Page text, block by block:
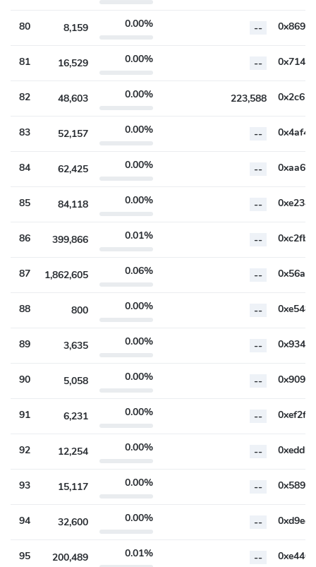
80 8,159 0.00% --
81 16,529 0.00% --
82 48,603 0.00% 223,588
83 52,157 0.00% --
84 62,425 0.00% --
85 84,118 0.00% --
86 399,866 0.01% --
87 1,862,605 0.06% --
88 800 0.00% --
89 3,635 0.00% --
90 5,058 0.00% --
91 6,231 0.00% --
92 12,254 0.00% --
93 15,117 0.00% --
94 32,600 0.00% --
95 200,489 0.01% --